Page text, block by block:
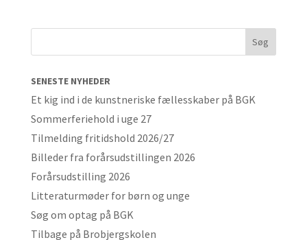
SENESTE NYHEDER
Et kig ind i de kunstneriske fællesskaber på BGK
Sommerferiehold i uge 27
Tilmelding fritidshold 2026/27
Billeder fra forårsudstillingen 2026
Forårsudstilling 2026
Litteraturmøder for børn og unge
Søg om optag på BGK
Tilbage på Brobjergskolen